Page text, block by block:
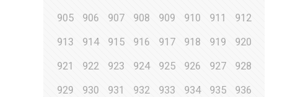
905
906 907 908 909 910 911
912
913
914 915 916 917 918 919
920
921
922 923 924 925 926 927
928
929
930 931 932 933 934 935
936